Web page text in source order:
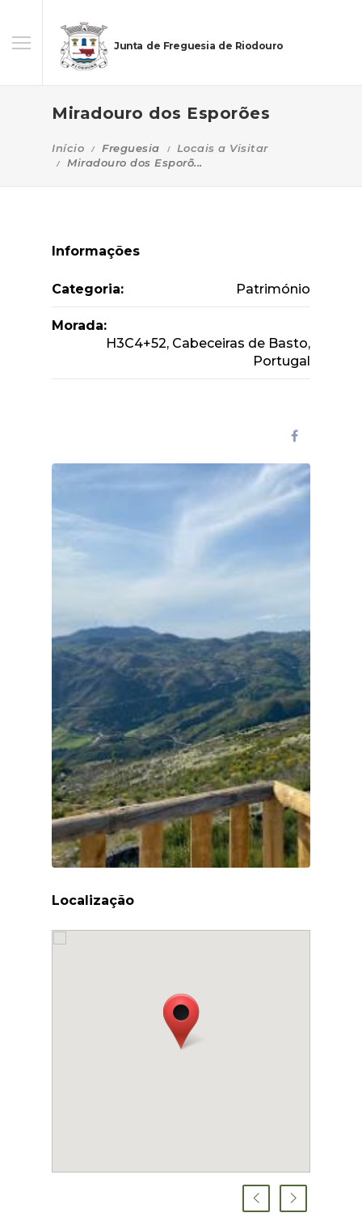
Junta de Freguesia de Riodouro
Miradouro dos Esporões
Início Freguesia
Locais a Visitar
Miradouro dos Esporõ...
Informações
Categoria: Património
Morada:
H3C4+52, Cabeceiras de Basto,
Portugal
Localização